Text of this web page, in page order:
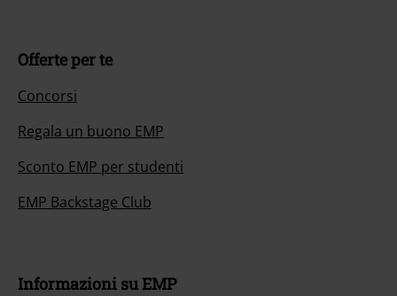
Offerte per te
Concorsi
Regala un buono EMP
Sconto EMP per studenti
EMP Backstage Club
Informazioni su EMP